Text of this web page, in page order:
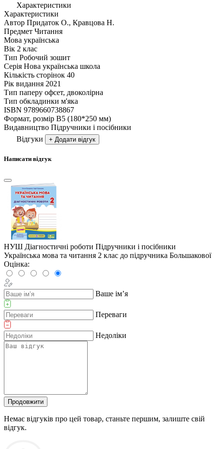
Характеристики
Характеристики
Автор Придаток О., Кравцова Н.
Предмет Читання
Мова українська
Вік 2 клас
Тип Робочий зошит
Серія Нова українська школа
Кількість сторінок 40
Рік видання 2021
Тип паперу офсет, двоколірна
Тип обкладинки м'яка
ISBN 9789660738867
Формат, розмір В5 (180*250 мм)
Видавництво Підручники і посібники
Відгуки
+ Додати відгук
Написати відгук
НУШ Діагностичні роботи Пiдручники i посiбники
Українська мова та читання 2 клас до підручника Большакової
Оцінка:
Ваше ім’я
Переваги
Недоліки
Продовжити
Немає відгуків про цей товар, станьте першим, залиште свій
відгук.